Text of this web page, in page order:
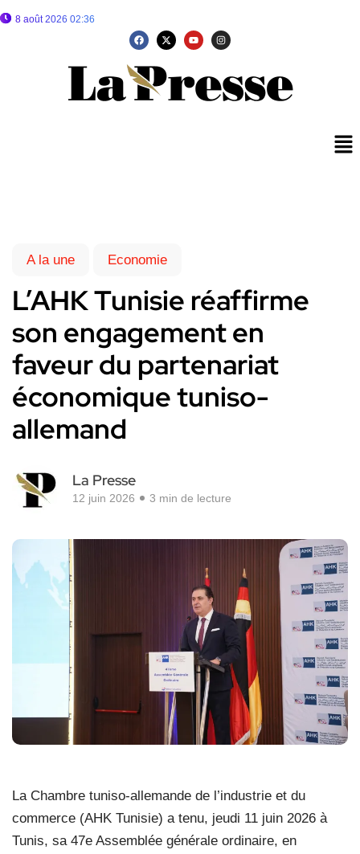
8 août 2026 02:36
A la une Economie
L’AHK Tunisie réaffirme
son engagement en
faveur du partenariat
économique tuniso-
allemand
La Presse
12 juin 2026 3 min de lecture
La Chambre tuniso-allemande de l’industrie et du
commerce (AHK Tunisie) a tenu, jeudi 11 juin 2026 à
Tunis, sa 47e Assemblée générale ordinaire, en